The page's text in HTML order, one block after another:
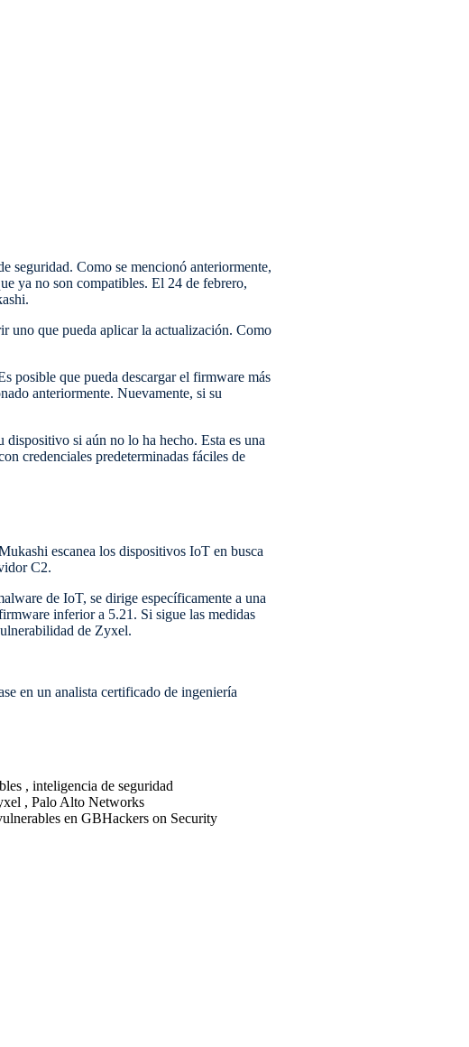
seguridad. Como se mencionó anteriormente,
ya no son compatibles. El 24 de febrero,
uno que pueda aplicar la actualización. Como
posible que pueda descargar el firmware más
anteriormente. Nuevamente, si su
si aún no lo ha hecho. Esta es una
credenciales predeterminadas fáciles de
escanea los dispositivos IoT en busca
C2.
de IoT, se dirige específicamente a una
inferior a 5.21. Si sigue las medidas
de Zyxel.
en un analista certificado de ingeniería
, inteligencia de seguridad
, Palo Alto Networks
en GBHackers on Security